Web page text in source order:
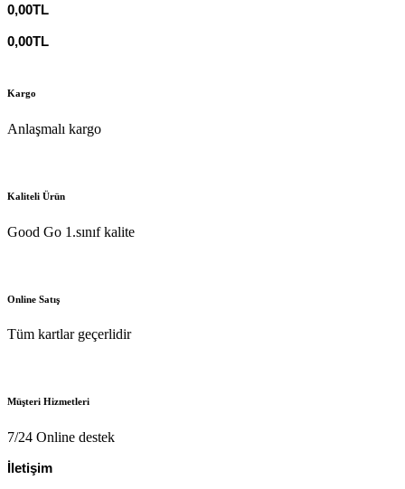
0,00TL
0,00TL
Kargo
Anlaşmalı kargo
Kaliteli Ürün
Good Go 1.sınıf kalite
Online Satış
Tüm kartlar geçerlidir
Müşteri Hizmetleri
7/24 Online destek
İletişim